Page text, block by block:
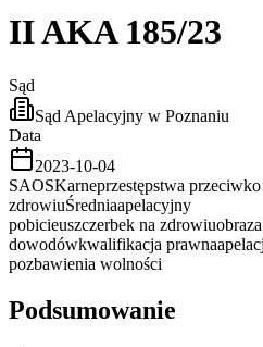
II AKA 185/23
Sąd
Sąd Apelacyjny w Poznaniu
Data
2023-10-04
SAOSKarneprzestępstwa
zdrowiuŚredniaapelacyjny
pobicieuszczerbek na zdrowiu
dowodówkwalifikacja prawna
pozbawienia wolności
Podsumowanie